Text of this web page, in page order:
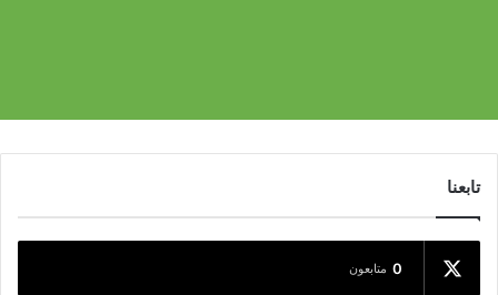
تابعنا
0 متابعون